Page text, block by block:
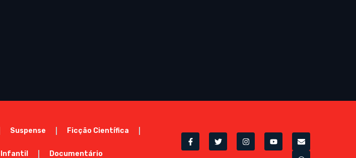
Suspense Ficção Científica
Infantil Documentário